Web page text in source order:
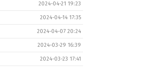
2024-04-21 19:23
2024-04-14 17:35
2024-04-07 20:24
2024-03-29 16:39
2024-03-23 17:41